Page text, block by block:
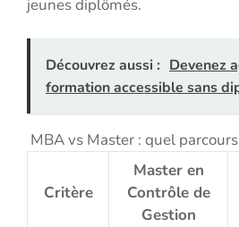
jeunes diplômés.
Découvrez aussi : Devenez
formation accessible sans
MBA vs Master : quel
Critère
Master en
Contrôle de
Gestion